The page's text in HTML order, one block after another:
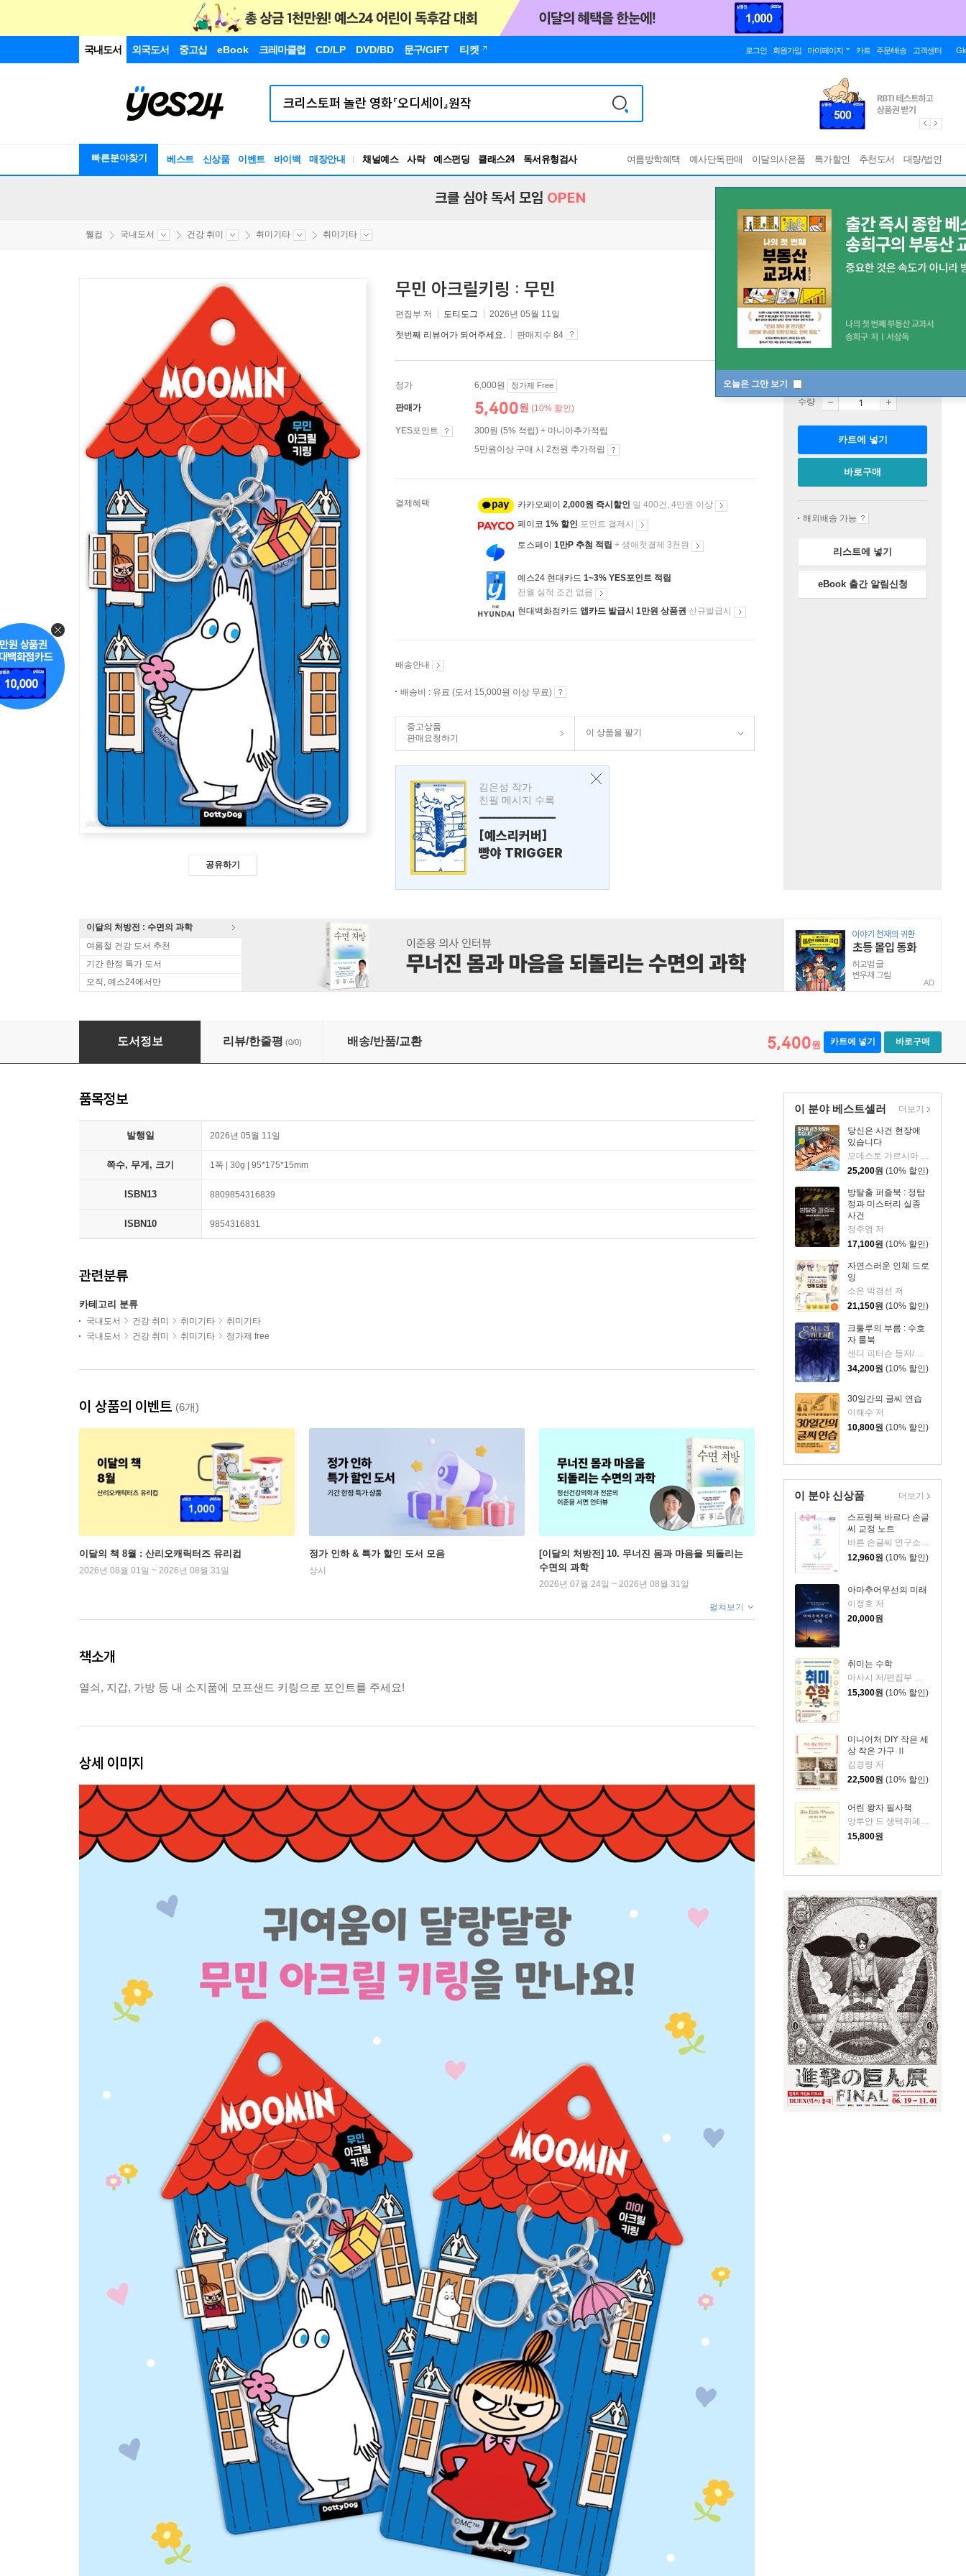
국내도서 외국도서 중고샵 eBook 크레마클럽 CD/LP DVD/BD 문구/GIFT 티켓 로그인 회원가입 마이페이지 카트 주문/배송 고객센터
빠른분야찾기 베스트 신상품 이벤트 바이백 매장안내 채널예스 사락 예스펀딩 클래스24
독서유형검사
RBTI Lab
여름방학혜택 예사단독판매 이달의사은품 특가할인 추천도서 대량/법인
오늘은 그만 보기
크클 심야 독서 모임 OPEN
웰컴 국내도서 건강 취미 취미기타 취미기타
공유하기
무민 아크릴키링 : 무민
편집부 저 도티도그 2026년 05월 11일
첫번째 리뷰어가 되어주세요. 판매지수 84
정가 6,000원 정가제 Free
판매가 5,400원 (10% 할인)
YES포인트
300원 (5% 적립) + 마니아추가적립
5만원이상 구매 시 2천원 추가적립
결제혜택 카카오페이 2,000원 즉시할인 일 400건, 4만원 이상
페이코 1% 할인 포인트 결제시
토스페이 1만P 추첨 적립 + 생애첫결제 3천원
예스24 현대카드 1~3% YES포인트 적립
전월 실적 조건 없음
현대백화점카드 앱카드 발급시 1만원 상품권 신규발급시
배송안내
배송비 : 유료 (도서 15,000원 이상 무료)
중고상품
판매요청하기
이 상품을 팔기
김은성 작가
친필 메시지 수록
---------------
[예스리커버]
빵야 TRIGGER
판매중
수량
카트에 넣기
바로구매
해외배송 가능
리스트에 넣기
eBook 출간 알림신청
이달의 처방전 : 수면의 과학
여름철 건강 도서 추천
기간 한정 특가 도서
오직, 예스24에서만
AD
무민 아크릴키링 : 무민
도서정보 리뷰/한줄평 (0/0) 배송/반품/교환 5,400원 카트에 넣기 바로구매
이 분야 베스트셀러
당신은 사건 현장에
있습니다
모데스토 가르시아 저/하비 데 카스트로 그림
25,200원 (10% 할인)
방탈출 퍼즐북 : 정탐
정과 미스터리 실종
사건
정주영 저
17,100원 (10% 할인)
자연스러운 인체 드로
잉
소은 박경선 저
21,150원 (10% 할인)
크툴루의 부름 : 수호
자 룰북
샌디 피터슨 등저/박나림 역
34,200원 (10% 할인)
30일간의 글씨 연습
이해수 저
10,800원 (10% 할인)
더보기
이 분야 신상품
스프링북 바르다 손글
씨 교정 노트
바른 손글씨 연구소 저
12,960원 (10% 할인)
아마추어무선의 미래
이정호 저
20,000원
취미는 수학
마사시 저/편집부 역/임혁진 감수
15,300원 (10% 할인)
미니어처 DIY 작은 세
상 작은 가구 Ⅱ
김경령 저
22,500원 (10% 할인)
어린 왕자 필사책
15,800원
더보기
품목정보
발행일 2026년 05월 11일
쪽수, 무게, 크기 1쪽 | 30g | 95*175*15mm
ISBN13 8809854316839
ISBN10 9854316831
관련분류
카테고리 분류
국내도서 건강 취미 취미기타
취미기타
국내도서
건강 취미 취미기타 정가제 free
이 상품의 이벤트 (6개)
이달의 책 8월 : 산리오캐릭터즈 유리컵
2026년 08월 01일 ~ 2026년 08월 31일
정가 인하 & 특가 할인 도서 모음
상시
[이달의 처방전] 10. 무너진 몸과 마음을 되돌리는
수면의 과학
2026년 07월 24일 ~ 2026년 08월 31일
펼쳐보기
책소개
열쇠, 지갑, 가방 등 내 소지품에 모프샌드 키링으로 포인트를 주세요!
상세 이미지